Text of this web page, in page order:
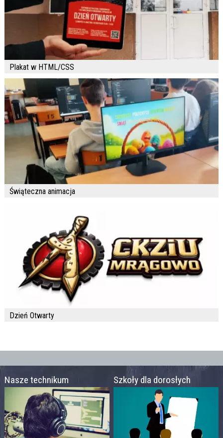
Plakat w HTML/CSS
Świąteczna animacja
Dzień Otwarty
Nasze technikum Szkoły dla dorosłych